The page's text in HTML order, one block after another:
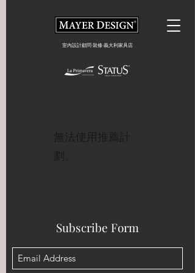
室內設計顧問·裝修·義大利家具店
無法使用推薦計
Subscribe Form